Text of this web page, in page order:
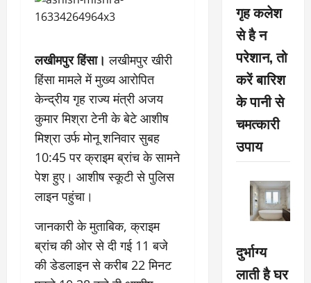
लखीमपुर हिंसा। लखीमपुर खीरी
हिंसा मामले में मुख्य आरोपित
केन्द्रीय गृह राज्य मंत्री अजय
कुमार मिश्रा टेनी के बेटे आशीष
मिश्रा उर्फ मोनू शनिवार सुबह
10:45 पर क्राइम ब्रांच के सामने
पेश हुए। आशीष स्कूटी से पुलिस
लाइन पहुंचा।
जानकारी के मुताबिक, क्राइम
ब्रांच की ओर से दी गई 11 बजे
की डेडलाइन से करीब 22 मिनट
गृह कलेश
से है न
परेशान, तो
करें बारिश
के पानी से
चमत्कारी
उपाय
दुर्भाग्य
लाती है घर